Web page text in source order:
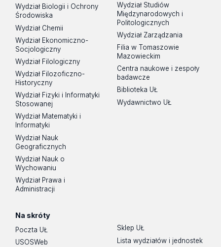
Wydział Biologii i Ochrony
Środowiska
Wydział Chemii
Wydział Ekonomiczno-
Socjologiczny
Wydział Filologiczny
Wydział Filozoficzno-
Historyczny
Wydział Fizyki i Informatyki
Stosowanej
Wydział Matematyki i
Informatyki
Wydział Nauk
Geograficznych
Wydział Nauk o
Wychowaniu
Wydział Prawa i
Administracji
Wydział Studiów
Międzynarodowych i
Politologicznych
Wydział Zarządzania
Filia w Tomaszowie
Mazowieckim
Centra naukowe i zespoły
badawcze
Biblioteka UŁ
Wydawnictwo UŁ
Na skróty
Poczta UŁ
USOSWeb
Sklep UŁ
Lista wydziałów i jednostek